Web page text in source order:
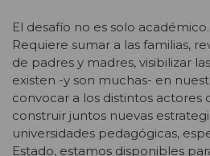
El desafío no es solo
Requiere sumar a las familias,
de padres y madres, visibilizar
existen -y son muchas- en
convocar a los distintos actores
construir juntos nuevas
universidades pedagógicas,
Estado, estamos disponibles